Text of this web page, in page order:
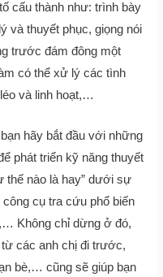
cấu thành như: trình bày
và thuyết phục, giọng nói
trước đám đông một
có thể xử lý các tình
và linh hoạt,…
hãy bắt đầu với những
phát triển kỹ năng thuyết
thế nào là hay” dưới sự
cụ tra cứu phổ biến
Không chỉ dừng ở đó,
các anh chị đi trước,
bè,… cũng sẽ giúp bạn